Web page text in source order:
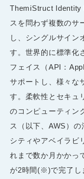
ThemiStruct Identity
スを問わず複数のサ
し、シングルサイン
す。世界的に標準化
フェイス（API：
サポートし、様々な
す。柔軟性とセキュ
のコンピューティン
ス（以下、AWS）
シティやアベイラビ
れまで数か月かかっ
が2時間(※)で完了